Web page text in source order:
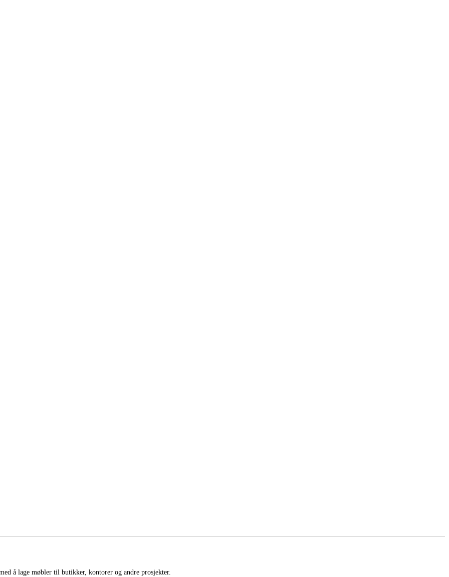
å lage møbler til butikker, kontorer og andre prosjekter.